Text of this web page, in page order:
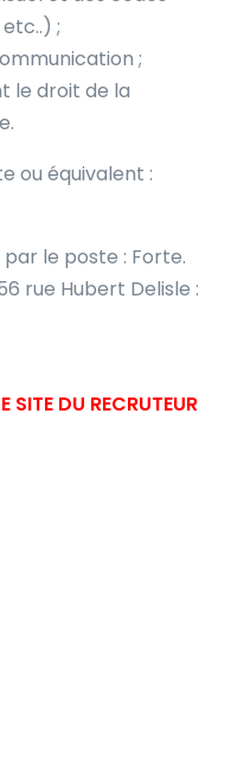
;
;
le droit de la
ou équivalent :
le poste : Forte.
rue Hubert Delisle :
SITE DU RECRUTEUR